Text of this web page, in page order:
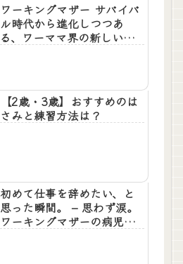
ワーキングマザー サバイバ
ル時代から進化しつつあ
る、ワーママ界の新しいト
【2歳・3歳】おすすめのは
さみと練習方法は？
初めて仕事を辞めたい、と
思った瞬間。 – 思わず涙。
ワーキングマザーの病児保